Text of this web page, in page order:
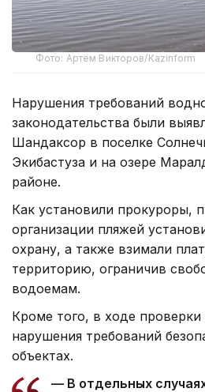
Фото: Артём Викторов/Kazinform
Нарушения требований
законодательства были
Шандаксор в поселке
Экибастуза и на озере
районе.
Как установили прокуроры,
организации пляжей
охрану, а также взимали
территорию, ограничив
водоемам.
Кроме того, в ходе
нарушения требований
объектах.
— В отдельных